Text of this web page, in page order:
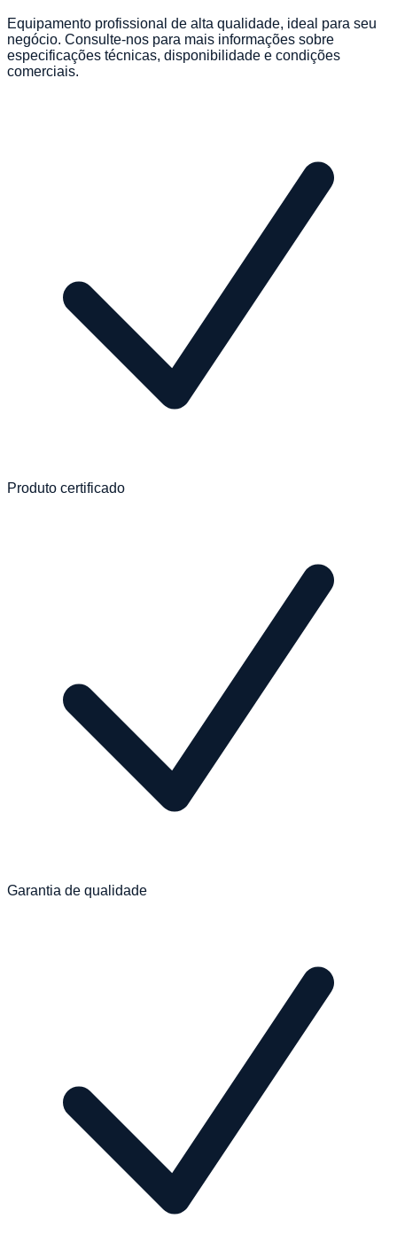
Equipamento profissional de alta qualidade, ideal para seu
negócio. Consulte-nos para mais informações sobre
especificações técnicas, disponibilidade e condições
comerciais.
Produto certificado
Garantia de qualidade